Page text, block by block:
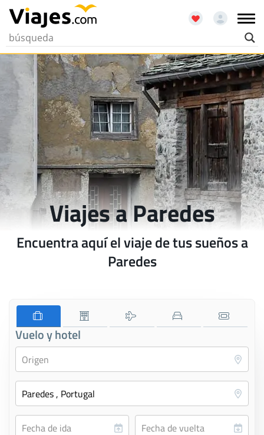
Viajes a Paredes
Encuentra aquí el viaje de tus sueños a
Paredes
Vuelo y hotel